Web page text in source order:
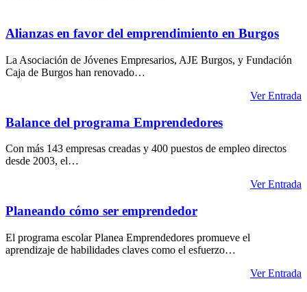
Alianzas en favor del emprendimiento en Burgos
La Asociación de Jóvenes Empresarios, AJE Burgos, y Fundación
Caja de Burgos han renovado…
Ver Entrada
Balance del programa Emprendedores
Con más 143 empresas creadas y 400 puestos de empleo directos
desde 2003, el…
Ver Entrada
Planeando cómo ser emprendedor
El programa escolar Planea Emprendedores promueve el
aprendizaje de habilidades claves como el esfuerzo…
Ver Entrada